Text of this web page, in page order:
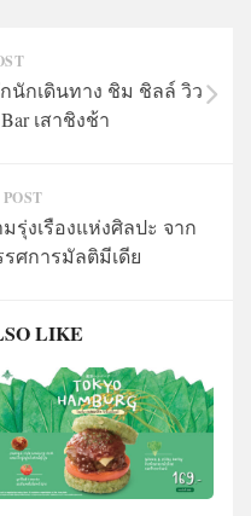
กนักเดินทาง ชิม ชิลล์ วิว
เสาชิงช้า
มรุ่งเรืองแห่งศิลปะ จาก
ศการมัลติมีเดีย
LIKE